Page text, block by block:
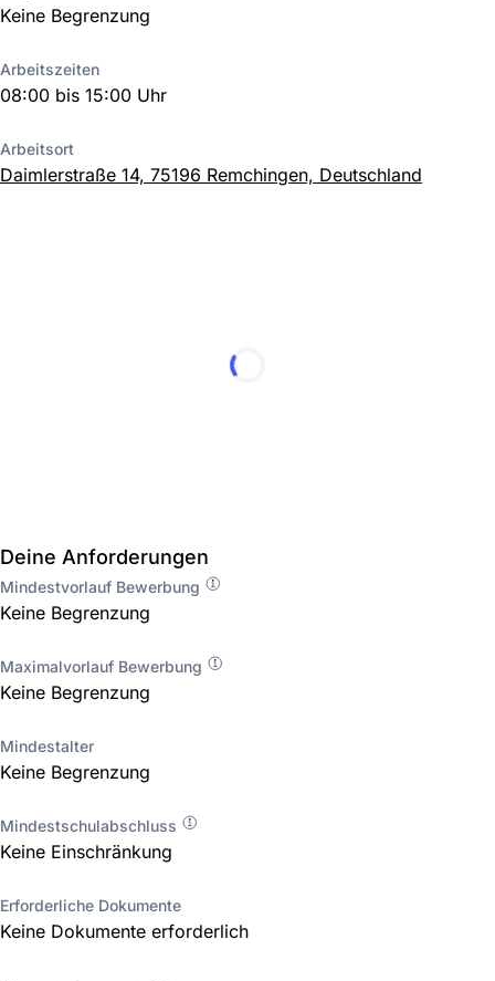
Keine Begrenzung
Arbeitszeiten
08:00 bis 15:00 Uhr
Arbeitsort
Daimlerstraße 14, 75196 Remchingen, Deutschland
Deine Anforderungen
Mindestvorlauf Bewerbung
Keine Begrenzung
Maximalvorlauf Bewerbung
Keine Begrenzung
Mindestalter
Keine Begrenzung
Mindestschulabschluss
Keine Einschränkung
Erforderliche Dokumente
Keine Dokumente erforderlich